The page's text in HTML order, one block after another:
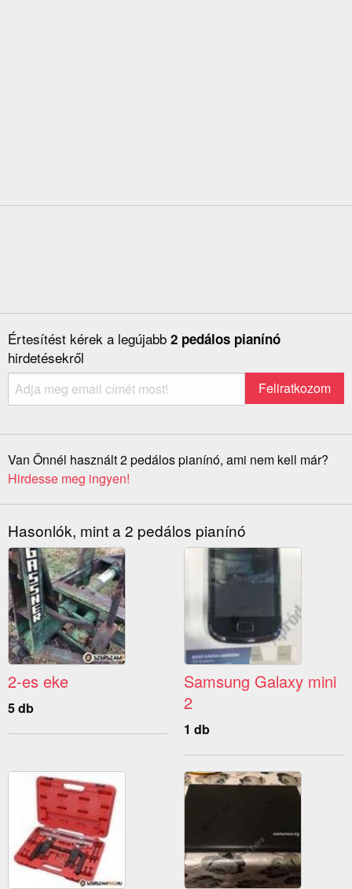
Értesítést kérek a legújabb 2 pedálos pianínó
hirdetésekről
Van Önnél használt 2 pedálos pianínó, ami nem kell már?
Hirdesse meg ingyen!
Hasonlók, mint a 2 pedálos pianínó
2-es eke
5 db
Samsung Galaxy mini
2
1 db